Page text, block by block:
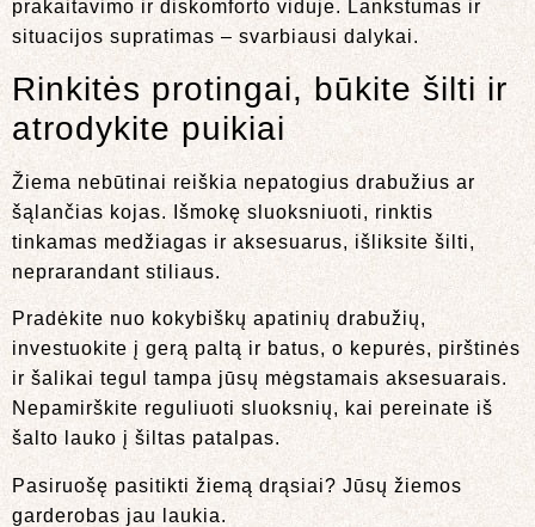
prakaitavimo ir diskomforto viduje. Lankstumas ir
situacijos supratimas – svarbiausi dalykai.
Rinkitės protingai, būkite šilti ir
atrodykite puikiai
Žiema nebūtinai reiškia nepatogius drabužius ar
šąlančias kojas. Išmokę sluoksniuoti, rinktis
tinkamas medžiagas ir aksesuarus, išliksite šilti,
neprarandant stiliaus.
Pradėkite nuo kokybiškų apatinių drabužių,
investuokite į gerą paltą ir batus, o kepurės, pirštinės
ir šalikai tegul tampa jūsų mėgstamais aksesuarais.
Nepamirškite reguliuoti sluoksnių, kai pereinate iš
šalto lauko į šiltas patalpas.
Pasiruošę pasitikti žiemą drąsiai? Jūsų žiemos
garderobas jau laukia.